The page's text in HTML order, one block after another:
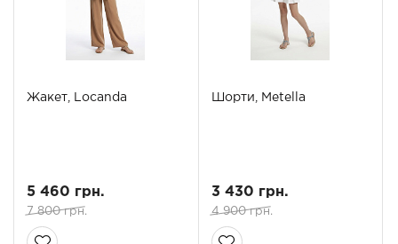
Жакет, Locanda
5 460 грн.
7 800 грн.
Шорти, Metella
3 430 грн.
4 900 грн.